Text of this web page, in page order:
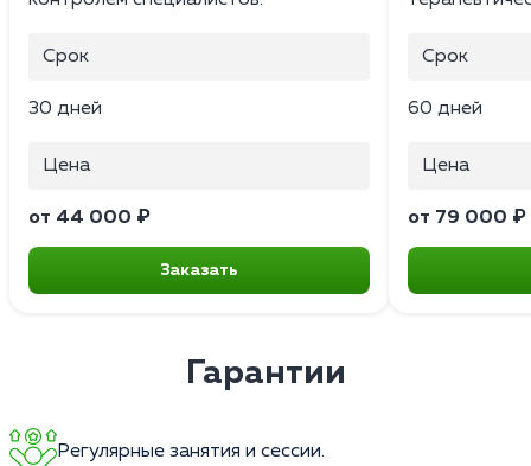
Срок
30 дней
Цена
от 44 000 ₽
Заказать
Срок
60 дней
Цена
от 79 000 ₽
Гарантии
Регулярные занятия и сессии.